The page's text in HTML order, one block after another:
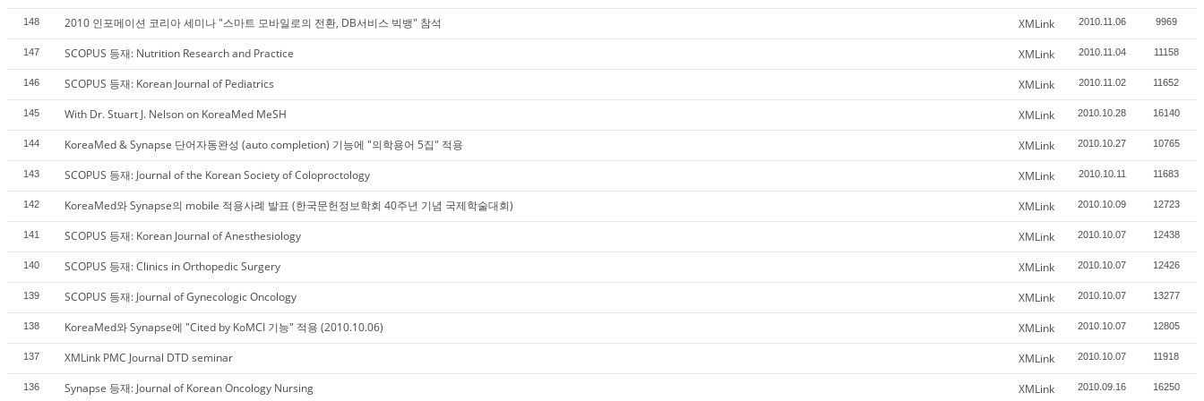
148 2010 인포메이션 코리아 세미나 "스마트 모바일로의 전환, DB서비스 빅뱅" 참석 XMLink 2010.11.06 9969
147 SCOPUS 등재: Nutrition Research and Practice XMLink 2010.11.04 11158
146 SCOPUS 등재: Korean Journal of Pediatrics XMLink 2010.11.02 11652
145 With Dr. Stuart J. Nelson on KoreaMed MeSH XMLink 2010.10.28 16140
144 KoreaMed & Synapse 단어자동완성 (auto completion) 기능에 "의학용어 5집" 적용 XMLink 2010.10.27 10765
143 SCOPUS 등재: Journal of the Korean Society of Coloproctology XMLink 2010.10.11 11683
142 KoreaMed와 Synapse의 mobile 적용사례 발표 (한국문헌정보학회 40주년 기념 국제학술대회) XMLink 2010.10.09 12723
141 SCOPUS 등재: Korean Journal of Anesthesiology XMLink 2010.10.07 12438
140 SCOPUS 등재: Clinics in Orthopedic Surgery XMLink 2010.10.07 12426
139 SCOPUS 등재: Journal of Gynecologic Oncology XMLink 2010.10.07 13277
138 KoreaMed와 Synapse에 "Cited by KoMCI 기능" 적용 (2010.10.06) XMLink 2010.10.07 12805
137 XMLink PMC Journal DTD seminar XMLink 2010.10.07 11918
136 Synapse 등재: Journal of Korean Oncology Nursing XMLink 2010.09.16 16250